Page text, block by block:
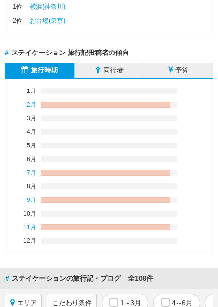
1位
横浜(神奈川)
2位
お台場(東京)
# ステイケーション 旅行記投稿者の傾向
旅行時期 同行者 予算
1月
2月
3月
4月
5月
6月
7月
8月
9月
10月
11月
12月
# ステイケーションの旅行記・ブログ 全108件
エリア こだわり条件 1～3月 4～6月
東
京
奈
良
岡
宮